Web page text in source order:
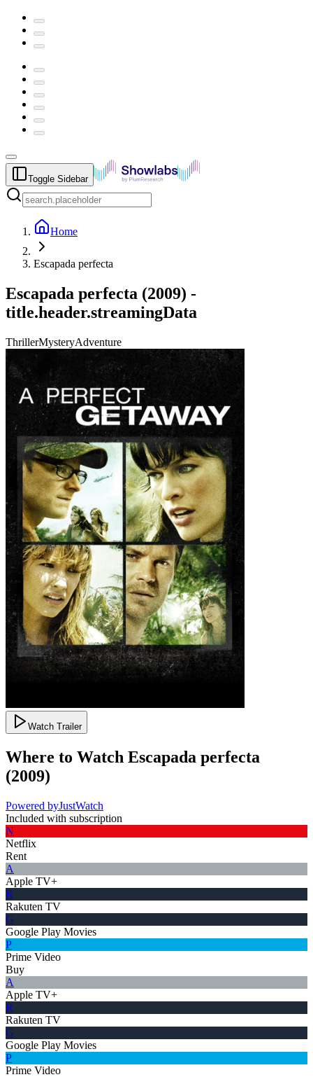
Toggle Sidebar
Home
Escapada perfecta
Escapada perfecta (2009) -
title.header.streamingData
ThrillerMysteryAdventure
Watch Trailer
Where to Watch Escapada perfecta
(2009)
Powered byJustWatch
Included with subscription
N
Netflix
Rent
A
Apple TV+
R
Rakuten TV
G
Google Play Movies
P
Prime Video
Buy
A
Apple TV+
R
Rakuten TV
G
Google Play Movies
P
Prime Video